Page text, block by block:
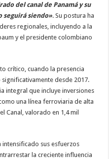
del canal de Panamá y su
seguirá siendo». Su postura ha
regionales, incluyendo a la
y el presidente colombiano
crítico, cuando la presencia
significativamente desde 2017.
integral que incluye inversiones
una línea ferroviaria de alta
Canal, valorado en 1,4 mil
intensificado sus esfuerzos
la creciente influencia